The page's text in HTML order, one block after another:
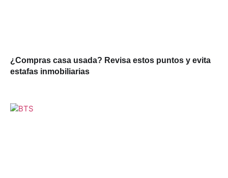
¿Compras casa usada? Revisa estos puntos y evita
estafas inmobiliarias